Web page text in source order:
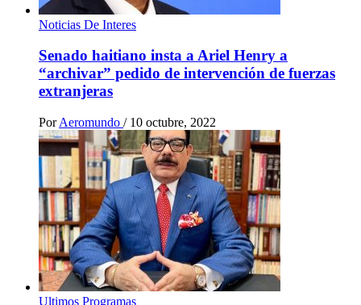
Noticias De Interes
Senado haitiano insta a Ariel Henry a
“archivar” pedido de intervención de fuerzas
extranjeras
Por Aeromundo / 10 octubre, 2022
Ultimos Programas